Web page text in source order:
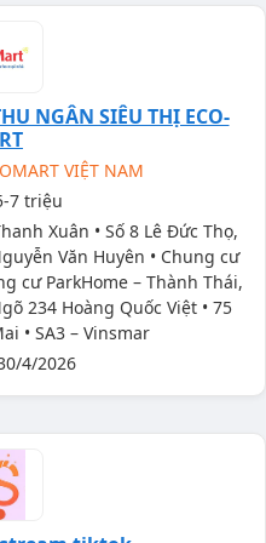
NGÂN SIÊU THỊ ECO-
VIỆT NAM
7 triệu
Xuân • Số 8 Lê Đức Thọ,
Văn Huyên • Chung cư
cư ParkHome – Thành Thái,
234 Hoàng Quốc Việt • 75
• SA3 – Vinsmar
4/2026